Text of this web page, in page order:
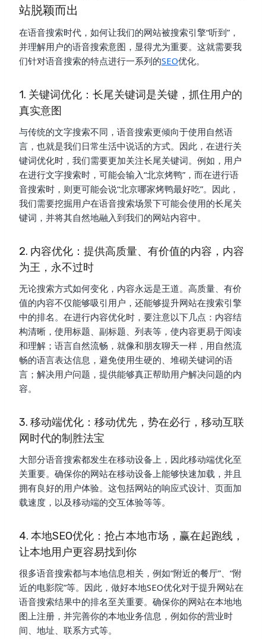
站脱颖而出
在语音搜索时代，如何让我们的网站被搜索引擎“听到”，
并理解用户的语音搜索意图，显得尤为重要。这就需要我
们针对语音搜索的特点进行一系列的SEO优化。
1. 关键词优化：长尾关键词是关键，抓住用户的
真实意图
与传统的文字搜索不同，语音搜索更倾向于使用自然语
言，也就是我们日常生活中说话的方式。因此，在进行关
键词优化时，我们需要更加关注长尾关键词。例如，用户
在进行文字搜索时，可能会输入“北京烤鸭”，而在进行语
音搜索时，则更可能会说“北京哪家烤鸭最好吃”。因此，
我们需要挖掘用户在语音搜索场景下可能会使用的长尾关
键词，并将其自然地融入到我们的网站内容中。
2. 内容优化：提供高质量、有价值的内容，内容
为王，永不过时
无论搜索方式如何变化，内容永远是王道。高质量、有价
值的内容不仅能够吸引用户，还能够提升网站在搜索引擎
中的排名。在进行内容优化时，要注意以下几点：内容结
构清晰，使用标题、副标题、列表等，使内容更易于阅读
和理解；语言自然流畅，就像和朋友聊天一样，用自然流
畅的语言表达信息，避免使用生硬的、堆砌关键词的语
言；解决用户问题，提供能够真正帮助用户解决问题的内
容。
3. 移动端优化：移动优先，势在必行，移动互联
网时代的制胜法宝
大部分语音搜索都发生在移动设备上，因此移动端优化至
关重要。确保你的网站在移动设备上能够快速加载，并且
拥有良好的用户体验。这包括网站的响应式设计、页面加
载速度，以及移动端的交互体验等等。
4. 本地SEO优化：抢占本地市场，赢在起跑线，
让本地用户更容易找到你
很多语音搜索都与本地信息相关，例如“附近的餐厅”、“附
近的电影院”等。因此，做好本地SEO优化对于提升网站在
语音搜索结果中的排名至关重要。确保你的网站在本地地
图上注册，并完善你的本地业务信息，例如你的营业时
间、地址、联系方式等。